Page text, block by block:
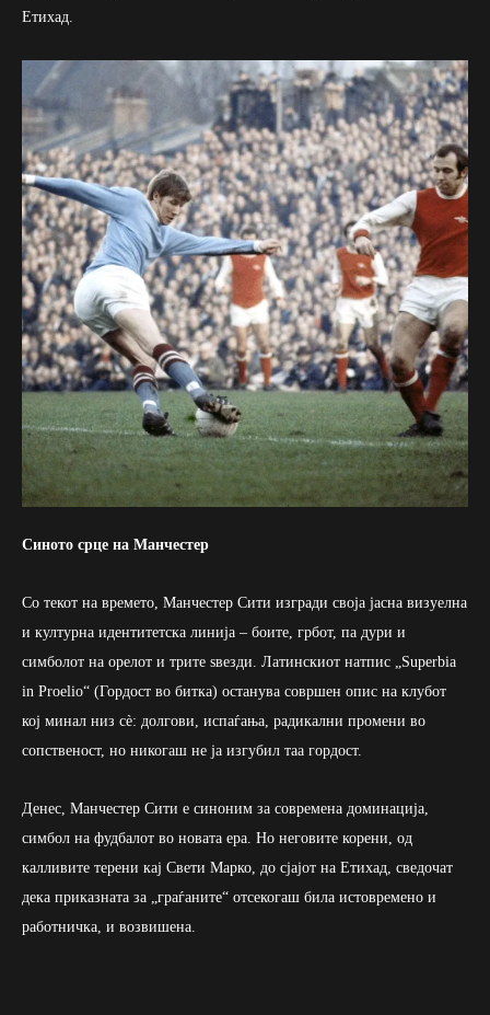
Етихад.
Синото срце на Манчестер
Со текот на времето, Манчестер Сити изгради своја јасна визуелна
и културна идентитетска линија – боите, грбот, па дури и
симболот на орелот и трите ѕвезди. Латинскиот натпис „Superbia
in Proelio“ (Гордост во битка) останува совршен опис на клубот
кој минал низ сè: долгови, испаѓања, радикални промени во
сопственост, но никогаш не ја изгубил таа гордост.
Денес, Манчестер Сити е синоним за современа доминација,
симбол на фудбалот во новата ера. Но неговите корени, од
калливите терени кај Свети Марко, до сјајот на Етихад, сведочат
дека приказната за „граѓаните“ отсекогаш била истовремено и
работничка, и возвишена.